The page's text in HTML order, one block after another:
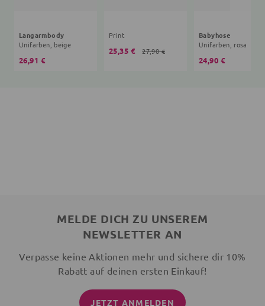
Langarmbody
Unifarben, beige
26,91 €
Print
25,35 € 27,90 €
Babyhose
Unifarben, rosa
24,90 €
MELDE DICH ZU UNSEREM
NEWSLETTER AN
Verpasse keine Aktionen mehr und sichere dir 10%
Rabatt auf deinen ersten Einkauf!
JETZT ANMELDEN